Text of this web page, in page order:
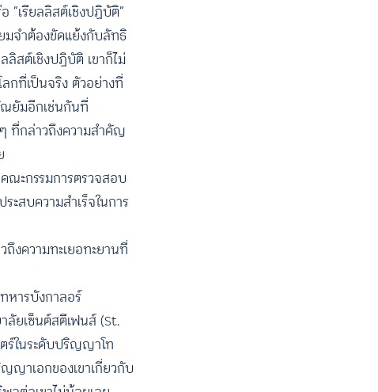
“เรียลลิสต์เชิงปฏิบัติ”
มจำต้องขัดแย้งกับลัทธิ
ลิสต์เชิงปฏิบัติ เขาก็ไม่
กที่เป็นจริง ตัวอย่างที่
ยัมอีกเช่นกันที่
ที่กล่าวถึงความสำคัญ
ณะกรรมการตรวจสอบ
สบความสำเร็จในการ
งความทะเยอทะยานที่
หารบังกาลอร์
ลัยเซ็นต์สตีเฟนส์ (St.
ร์ในระดับปริญญาโท
าเอกของเขาเกี่ยวกับ